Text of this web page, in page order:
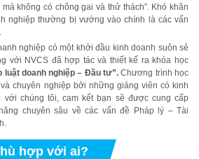
không có chông gai và thử thách”. Khó khăn
nghiệp thường bị vướng vào chính là các vấn
nghiệp có một khởi đầu kinh doanh suôn sẻ
với NVCS đã hợp tác và thiết kế ra khóa học
luật doanh nghiệp – Đầu tư”. Chương trình học
chuyên nghiệp bởi những giảng viên có kinh
với chúng tôi, cam kết bạn sẽ được cung cấp
chuyên sâu về các vấn đề Pháp lý – Tài
hợp với ai?